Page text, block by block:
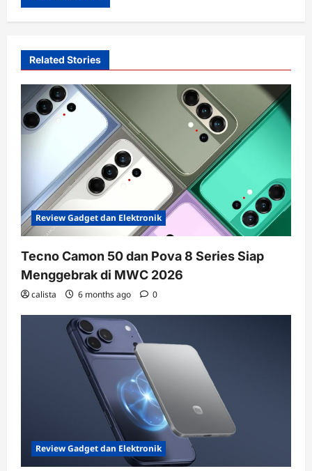
Related Stories
Review Gadget dan Elektronik
Tecno Camon 50 dan Pova 8 Series Siap
Menggebrak di MWC 2026
calista 6 months ago 0
Review Gadget dan Elektronik